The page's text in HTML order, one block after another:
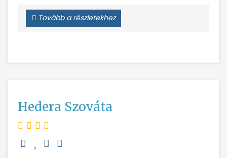
Tovább a részletekhez
Hedera Szováta